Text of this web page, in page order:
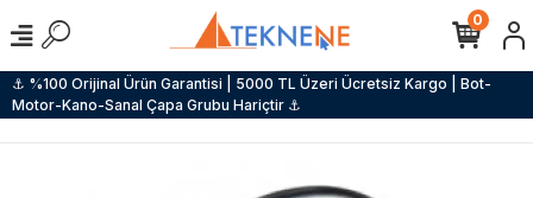
⚓ %100 Orijinal Ürün Garantisi | 5000 TL Üzeri Ücretsiz Kargo | Bot-
Motor-Kano-Sanal Çapa Grubu Hariçtir ⚓
0